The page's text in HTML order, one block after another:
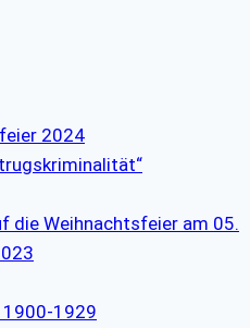
2024
die Weihnachtsfeier am 05.
1900-1929